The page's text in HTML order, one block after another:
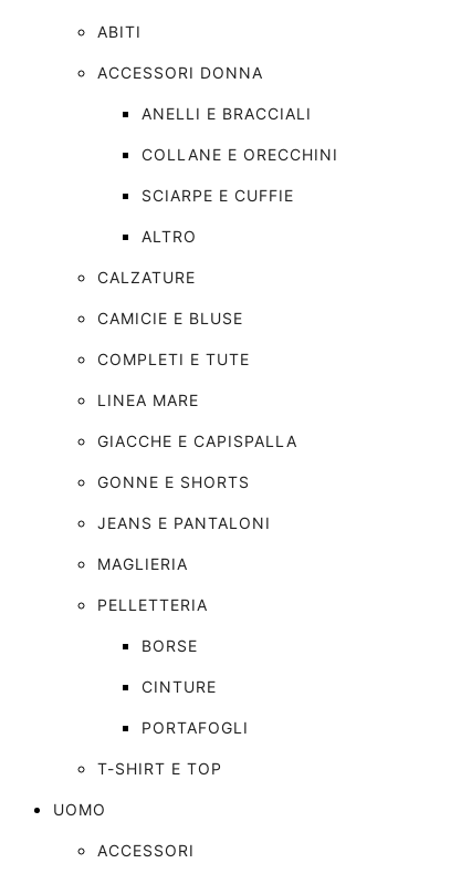
ABITI
ACCESSORI DONNA
ANELLI E BRACCIALI
COLLANE E ORECCHINI
SCIARPE E CUFFIE
ALTRO
CALZATURE
CAMICIE E BLUSE
COMPLETI E TUTE
LINEA MARE
GIACCHE E CAPISPALLA
GONNE E SHORTS
JEANS E PANTALONI
MAGLIERIA
PELLETTERIA
BORSE
CINTURE
PORTAFOGLI
T-SHIRT E TOP
UOMO
ACCESSORI